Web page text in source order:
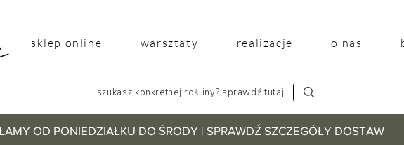
sklep online warsztaty realizacje o nas
szukasz konkretnej rośliny? sprawdź tutaj:
OD PONIEDZIAŁKU DO ŚRODY | SPRAWDŹ SZCZEGÓŁY DOSTAW